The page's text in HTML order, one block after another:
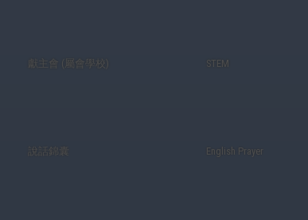
獻主會 (屬會學校) STEM
說話錦囊 English Prayer